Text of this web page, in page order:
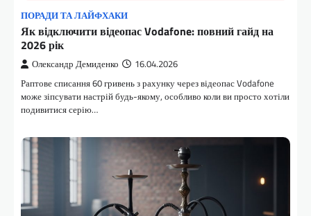
ПОРАДИ ТА ЛАЙФХАКИ
Як відключити відеопас Vodafone: повний гайд на
2026 рік
Олександр Демиденко 16.04.2026
Раптове списання 60 гривень з рахунку через відеопас Vodafone
може зіпсувати настрій будь-якому, особливо коли ви просто хотіли
подивитися серію…